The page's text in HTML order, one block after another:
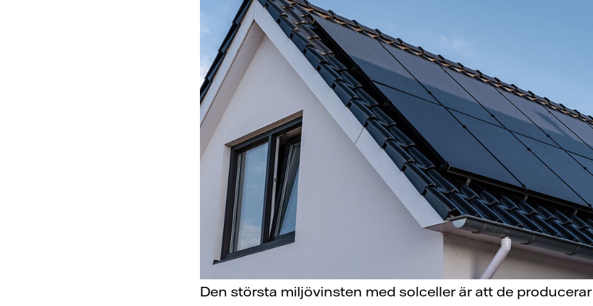
Den största miljövinsten med solceller är att de producerar